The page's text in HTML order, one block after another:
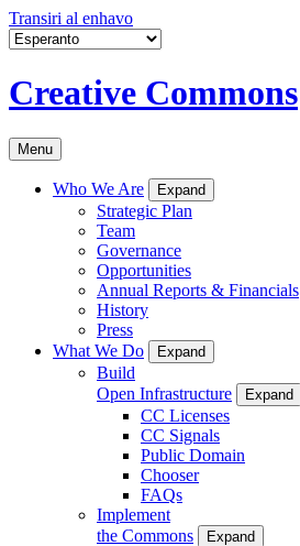
Transiri al enhavo
Creative Commons
Menu
Who We Are Expand
Strategic Plan
Team
Governance
Opportunities
Annual Reports & Financials
History
Press
What We Do
Expand
Build
Open Infrastructure
Expand
CC Licenses
CC Signals
Public Domain
Chooser
FAQs
Implement
the Commons
Expand